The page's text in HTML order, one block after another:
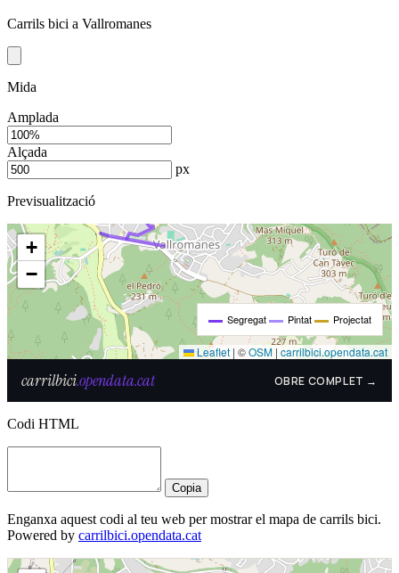
Carrils bici a Vallromanes
Mida
Amplada
Alçada
px
Previsualització
Codi HTML
Copia
Enganxa aquest codi al teu web per mostrar el mapa de carrils bici.
Powered by carrilbici.opendata.cat